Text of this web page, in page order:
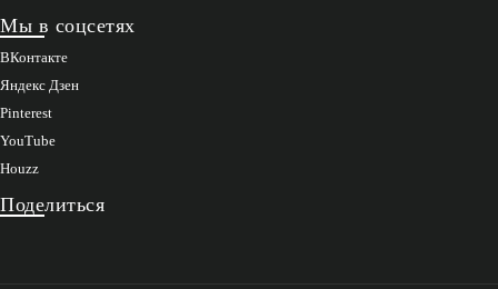
Мы в соцсетях
ВКонтакте
Яндекс Дзен
Pinterest
YouTube
Houzz
Поделиться